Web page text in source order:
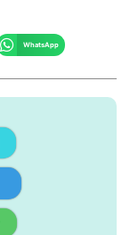
WhatsApp